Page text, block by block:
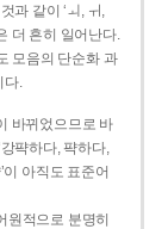
과 같이 ‘ㅚ, ㅟ,
더 흔히 일어난다.
모음의 단순화 과
다.
바뀌었으므로 바
퍅하다, 퍅하다,
이 아직도 표준어
원적으로 분명히